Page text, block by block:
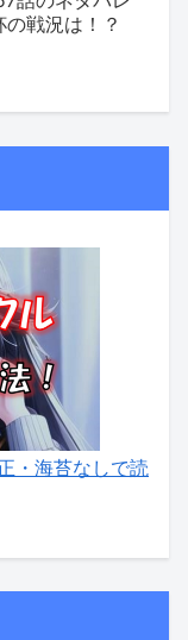
戦況は！？
・海苔なしで読